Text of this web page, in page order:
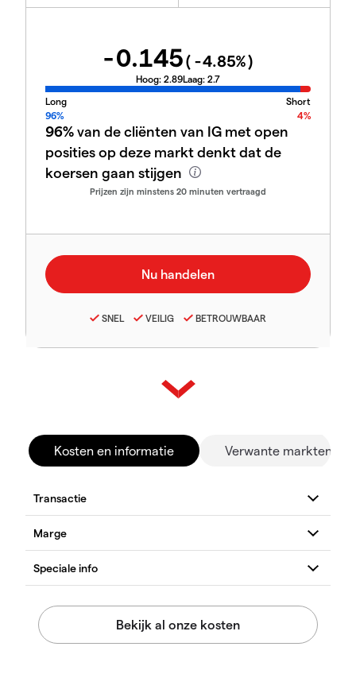
-0.145( -4.85%)
Hoog: 2.89Laag: 2.7
Long
Short
96%
4%
96%van de cliënten van IG met open
posities op deze markt denkt dat de
koersen gaan stijgen
Prijzen zijn minstens 20 minuten vertraagd
SNEL VEILIG BETROUWBAAR
Kosten en informatie Verwante markten